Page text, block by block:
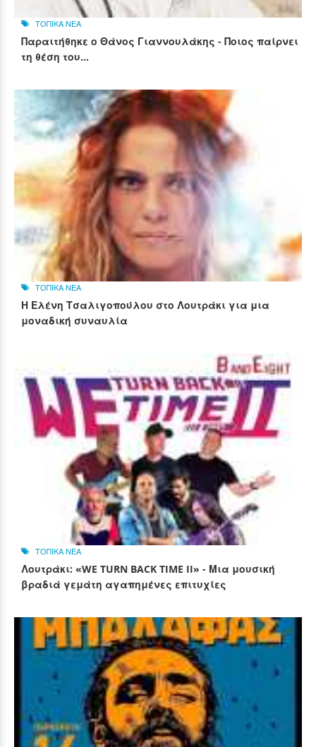
ΤΟΠΙΚΑ ΝΕΑ
Παραιτήθηκε ο Θάνος Γιαννουλάκης - Ποιος παίρνει
τη θέση του...
ΤΟΠΙΚΑ ΝΕΑ
Η Ελένη Τσαλιγοπούλου στο Λουτράκι για μια
μοναδική συναυλία
ΤΟΠΙΚΑ ΝΕΑ
Λουτράκι: «WE TURN BACK TIME II» - Μια μουσική
βραδιά γεμάτη αγαπημένες επιτυχίες